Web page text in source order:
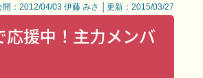
開：2012/04/03 伊藤 みさ │更新：2015/03/27
援中！主力メンバ